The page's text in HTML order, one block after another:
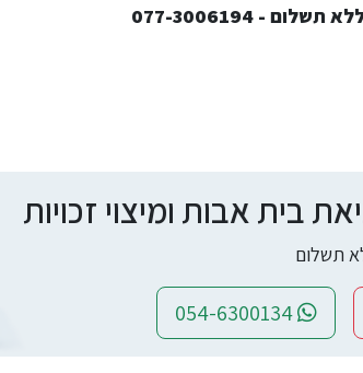
- 077-3006194
בית אבות ומיצוי זכויות
תשלום